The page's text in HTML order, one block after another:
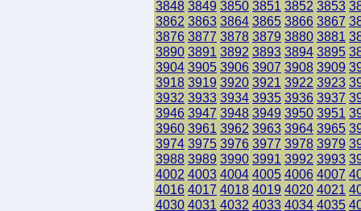
3848 3849 3850 3851 3852 3853
3862 3863 3864 3865 3866 3867
3876 3877 3878 3879 3880 3881
3890 3891 3892 3893 3894 3895
3904 3905 3906 3907 3908 3909
3918 3919 3920 3921 3922 3923
3932 3933 3934 3935 3936 3937
3946 3947 3948 3949 3950 3951
3960 3961 3962 3963 3964 3965
3974 3975 3976 3977 3978 3979
3988 3989 3990 3991 3992 3993
4002 4003 4004 4005 4006 4007
4016 4017 4018 4019 4020 4021
4030 4031 4032 4033 4034 4035